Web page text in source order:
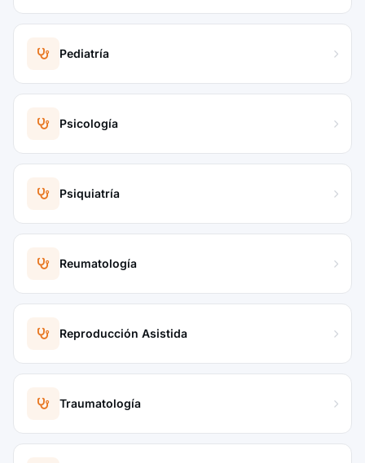
Pediatría
Psicología
Psiquiatría
Reumatología
Reproducción Asistida
Traumatología